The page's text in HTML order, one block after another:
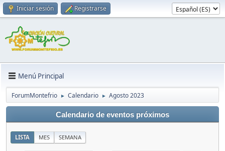
Iniciar sesión Registrarse
Menú Principal
ForumMontefrio ► Calendario ► Agosto 2023
Calendario de eventos próximos
LISTA MES SEMANA